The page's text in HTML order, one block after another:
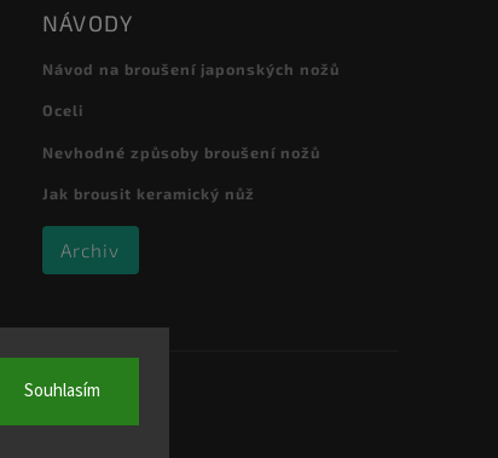
Souhlasím
NÁVODY
Návod na broušení japonských nožů
Oceli
Nevhodné způsoby broušení nožů
Jak brousit keramický nůž
Archiv